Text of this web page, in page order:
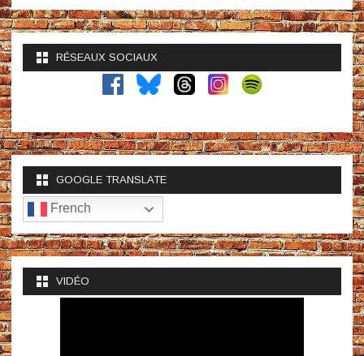
RÉSEAUX SOCIAUX
GOOGLE TRANSLATE
French
VIDÉO